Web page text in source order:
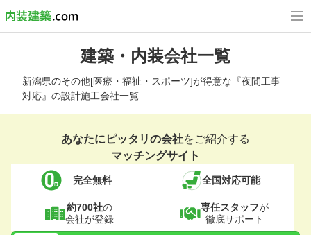
建築・内装会社一覧
新潟県のその他[医療・福祉・スポーツ]が得意な『夜間工事
対応』の設計施工会社一覧
あなたにピッタリの会社をご紹介する
マッチングサイト
完全無料 全国対応可能
約700社の
会社が登録
専任スタッフが
徹底サポート